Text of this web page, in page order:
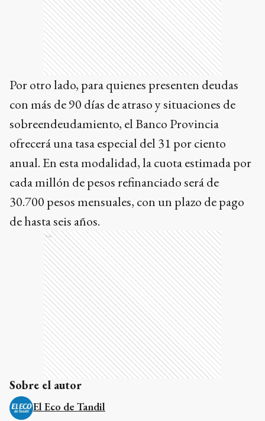
Por otro lado, para quienes presenten deudas
con más de 90 días de atraso y situaciones de
sobreendeudamiento, el Banco Provincia
ofrecerá una tasa especial del 31 por ciento
anual. En esta modalidad, la cuota estimada por
cada millón de pesos refinanciado será de
30.700 pesos mensuales, con un plazo de pago
de hasta seis años.
Ads
Sobre el autor
El Eco de Tandil